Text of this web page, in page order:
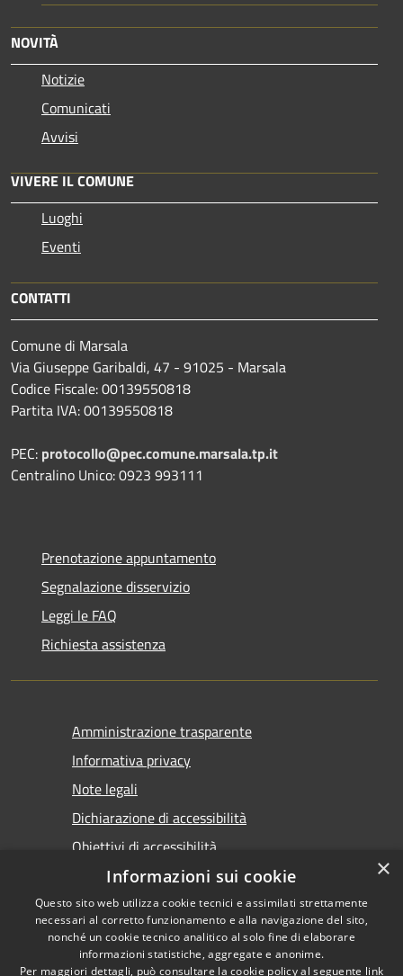
NOVITÀ
Notizie
Comunicati
Avvisi
VIVERE IL COMUNE
Luoghi
Eventi
CONTATTI
Comune di Marsala
Via Giuseppe Garibaldi, 47 - 91025 - Marsala
Codice Fiscale: 00139550818
Partita IVA: 00139550818
PEC: protocollo@pec.comune.marsala.tp.it
Centralino Unico: 0923 993111
Prenotazione appuntamento
Segnalazione disservizio
Leggi le FAQ
Richiesta assistenza
Amministrazione trasparente
Informativa privacy
Note legali
Dichiarazione di accessibilità
Obiettivi di accessibilità
Copyright © 2026 • Comune di
×
Informazioni sui cookie
Questo sito web utilizza cookie tecnici e assimilati strettamente
necessari al corretto funzionamento e alla navigazione del sito,
nonché un cookie tecnico analitico al solo fine di elaborare
informazioni statistiche, aggregate e anonime.
Per maggiori dettagli, può consultare la cookie policy al seguente link